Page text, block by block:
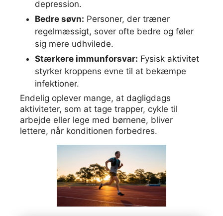
depression.
Bedre søvn: Personer, der træner
regelmæssigt, sover ofte bedre og føler
sig mere udhvilede.
Stærkere immunforsvar: Fysisk aktivitet
styrker kroppens evne til at bekæmpe
infektioner.
Endelig oplever mange, at dagligdags
aktiviteter, som at tage trapper, cykle til
arbejde eller lege med børnene, bliver
lettere, når konditionen forbedres.